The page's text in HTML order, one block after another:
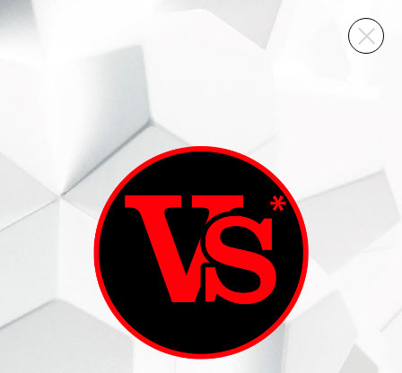
ВИННЫЙ СКЛАД